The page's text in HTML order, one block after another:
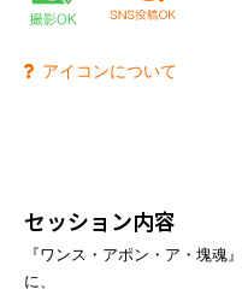
アイコンについて
セッション内容
『ワンス・アポン・ア・塊魂
に、